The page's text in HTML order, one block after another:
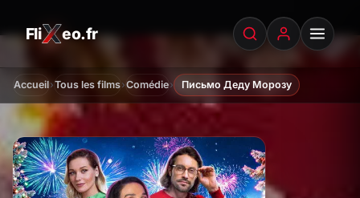
Fli eo.fr
FliXeo.fr
Accueil
Accueil›Tous les films›Comédie› Письмо Деду Морозу